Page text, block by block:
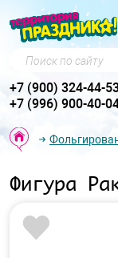
Поиск по сайту
+7 (900) 324-44-
+7 (996) 900-40-
Фигура